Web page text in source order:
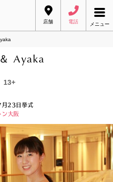
店舗 電話 メニュー
Ayaka
13+
23日挙式
ン大阪